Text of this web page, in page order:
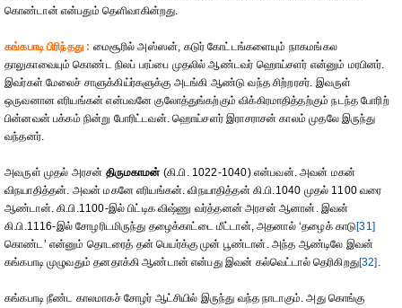
கொண்டான் என்பதும் தெளிவாகின்றது.
கங்கபாடி பிரிந்தது : மைசூரில் அஸ்ஸன், கடுர் கோட்டங்களையும் நாகமங்கல
தாலுகாவையும் கொண்ட நிலப் பரப்பை முதலில் ஆண்டவர் ஹொய்சளர் என்னும் மரபினர்.
இவர்கள் மேலைச் சாளுக்கிய்ர்களுக்கு அடங்கி ஆண்டு வந்த சிற்றரசர். இவருள்
ஒருவனான எரியங்கன் என்பவனே குலோத்துங்கற்கும் விக்கிரமாதித்தற்கும் நடந்த போரிற்
பின்னவன் பக்கம் நின்று போரிட்டவன். ஹொய்சளர் இராசராசன் காலம் முதலே இருந்து
வந்தனர்.
அவருள் முதல் அரசன் திருமகாமன் (கி.பி. 1022-1040) என்பவன். அவன் மகன்
விநயாதித்தன். அவன் மகனே எரியங்கன். விநயாதித்தன் கி.பி.1040 முதல் 1100 வரை
ஆண்டான். கி.பி.1100-இல் பிட்டிக விஷ்ணு வர்த்தனன் அரசன் ஆனான். இவன்
கி.பி.1116-இல் சோழரிடமிருந்து தழைக்காட்டை மீட்டான், அதனால் ‘தழைக் காடு[31]
கொண்ட’ என்னும் தொடரைத் தன் பெயர்க்கு முன் பூண்டான். அந்த ஆண்டிலே இவன்
கங்கபாடி முழுவதும் தனதாக்கி ஆண்டான் என்பது இவன் கல்வெட்டால் தெரிகிறது[32] .
கங்கபாடி நீண்ட காலமாகச் சோழர் ஆட்சியில் இருந்து வந்த நாடாகும். அது கொங்கு